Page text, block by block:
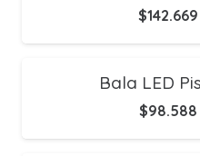
$142.669
Bala LED
$98.588